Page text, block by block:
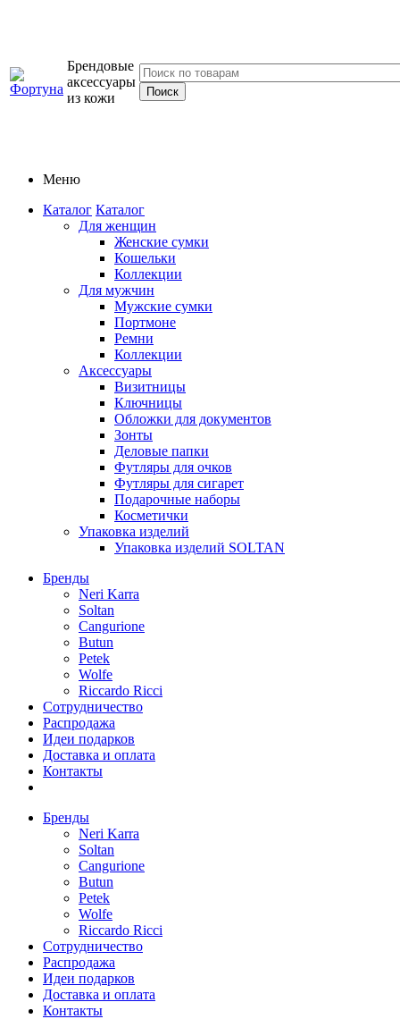
Брендовые
аксессуары
из кожи
Меню
Каталог Каталог
Для женщин
Женские сумки
Кошельки
Коллекции
Для мужчин
Мужские сумки
Портмоне
Ремни
Коллекции
Аксессуары
Визитницы
Ключницы
Обложки для документов
Зонты
Деловые папки
Футляры для очков
Футляры для сигарет
Подарочные наборы
Косметички
Упаковка изделий
Упаковка изделий SOLTAN
Бренды
Neri Karra
Soltan
Cangurione
Butun
Petek
Wolfe
Riccardo Ricci
Сотрудничество
Распродажа
Идеи подарков
Доставка и оплата
Контакты
Бренды
Neri Karra
Soltan
Cangurione
Butun
Petek
Wolfe
Riccardo Ricci
Сотрудничество
Распродажа
Идеи подарков
Доставка и оплата
Контакты